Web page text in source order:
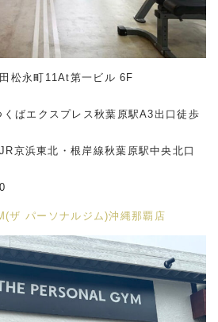
松永町11At第一ビル 6F
ばエクスプレス秋葉原駅A3出口徒歩
京浜東北・根岸線秋葉原駅中央北口
ザ パーソナルジム)沖縄那覇店